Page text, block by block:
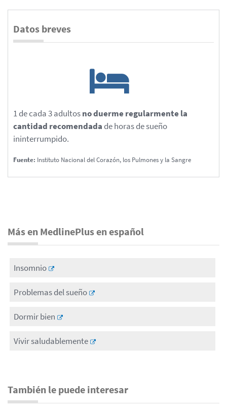
Datos breves
1 de cada 3 adultosno duerme regularmente la
cantidad recomendadade horas de sueño
ininterrumpido.
Fuente: Instituto Nacional del Corazón, los Pulmones y la Sangre
Más en MedlinePlus en español
Insomnio
Problemas del sueño
Dormir bien
Vivir saludablemente
También le puede interesar